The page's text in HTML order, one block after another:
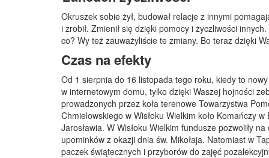
Okruszek sobie żył, budował relacje z innymi
i zrobił. Zmienił się dzięki pomocy i życzliwości
co? Wy też zauważyliście te zmiany. Bo teraz dzięki
Czas na efekty
Od 1 sierpnia do 16 listopada tego roku, kiedy to
w internetowym domu, tylko dzięki Waszej hojności
prowadzonych przez koła terenowe Towarzystwa
Chmielowskiego w Wisłoku Wielkim koło Komańczy
Jarosławia. W Wisłoku Wielkim fundusze pozwoliły
upominków z okazji dnia św. Mikołaja. Natomiast w
paczek świątecznych i przyborów do zajęć